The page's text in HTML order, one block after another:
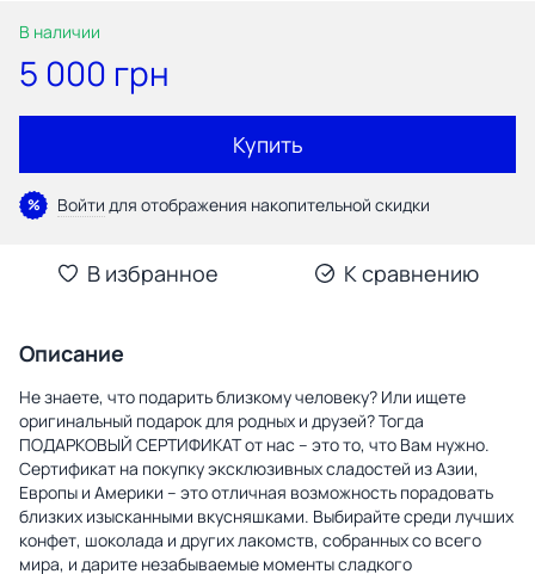
В наличии
5 000 грн
Купить
% Войти для отображения накопительной скидки
В избранное К сравнению
Описание
Не знаете, что подарить близкому человеку? Или ищете
оригинальный подарок для родных и друзей? Тогда
ПОДАРКОВЫЙ СЕРТИФИКАТ от нас – это то, что Вам нужно.
Сертификат на покупку эксклюзивных сладостей из Азии,
Европы и Америки – это отличная возможность порадовать
близких изысканными вкусняшками. Выбирайте среди лучших
конфет, шоколада и других лакомств, собранных со всего
мира, и дарите незабываемые моменты сладкого